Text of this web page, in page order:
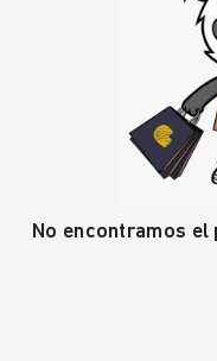
No encontramos